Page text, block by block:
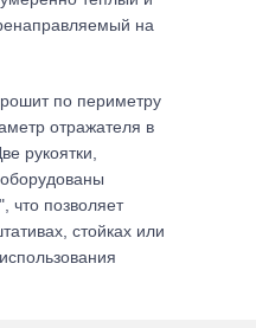
на
по периметру
отражателя в
рукоятки,
что позволяет
стойках или